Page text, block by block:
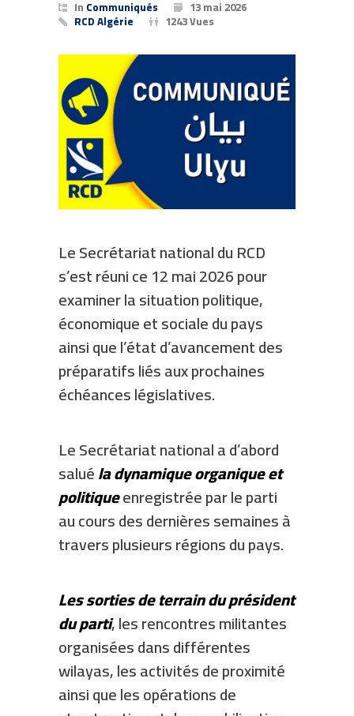
In Communiqués 13 mai 2026
RCD Algérie 1243 Vues
Le Secrétariat national du RCD
s’est réuni ce 12 mai 2026 pour
examiner la situation politique,
économique et sociale du pays
ainsi que l’état d’avancement des
préparatifs liés aux prochaines
échéances législatives.
Le Secrétariat national a d’abord
saluéla dynamique organique et
politiqueenregistrée par le parti
au cours des dernières semaines à
travers plusieurs régions du pays.
Les sorties de terrain du président
du parti, les rencontres militantes
organisées dans différentes
wilayas, les activités de proximité
ainsi que les opérations de